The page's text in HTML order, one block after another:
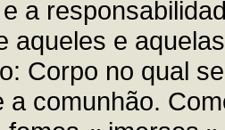
a
aqueles e
Corpo no qual
a comunhão.